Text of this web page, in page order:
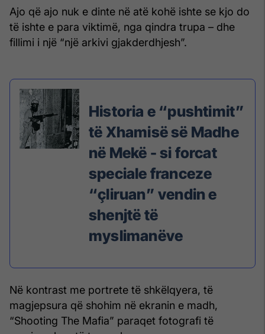
Ajo që ajo nuk e dinte në atë kohë ishte se kjo do
të ishte e para viktimë, nga qindra trupa – dhe
fillimi i një “një arkivi gjakderdhjesh”.
Historia e “pushtimit”
të Xhamisë së Madhe
në Mekë - si forcat
speciale franceze
“çliruan” vendin e
shenjtë të
myslimanëve
Në kontrast me portrete të shkëlqyera, të
magjepsura që shohim në ekranin e madh,
“Shooting The Mafia” paraqet fotografi të